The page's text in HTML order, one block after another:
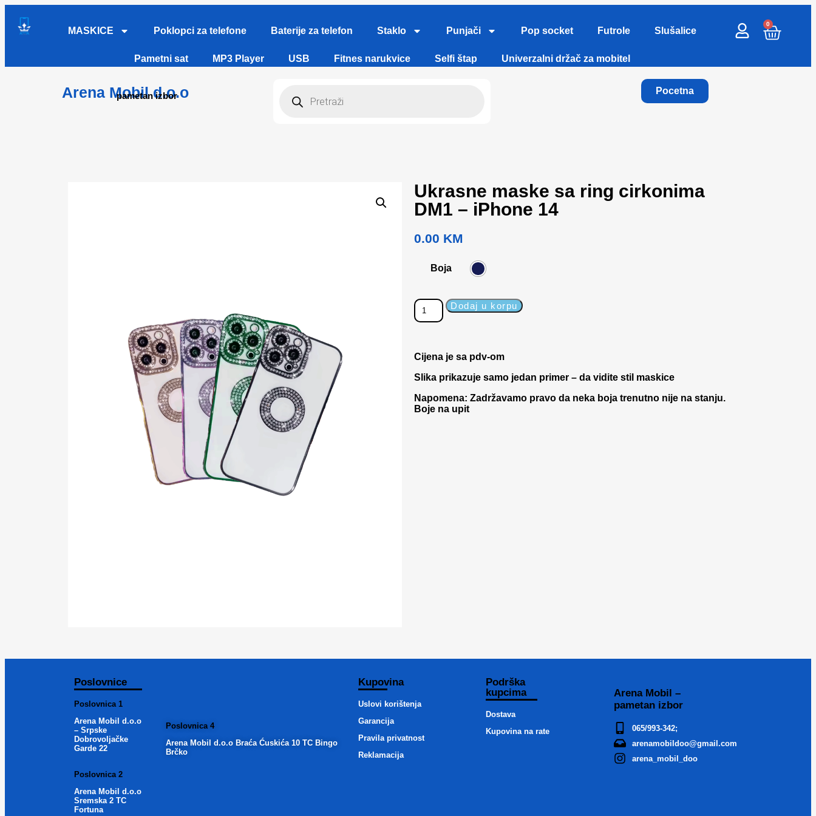
MASKICE Poklopci za telefone Baterije za telefon Staklo Punjači Pop socket Futrole Slušalice
Pametni sat MP3 Player USB Fitnes narukvice Selfi štap Univerzalni držač za mobitel
Arena Mobil d.o.o
pametan izbor Pocetna
0
Ukrasne maske sa ring cirkonima
DM1 – iPhone 14
0.00 KM
Boja
Dodaj u korpu
Cijena je sa pdv-om
Slika prikazuje samo jedan primer – da vidite stil maskice
Napomena: Zadržavamo pravo da neka boja trenutno nije na stanju.
Boje na upit
Poslovnice
Poslovnica 1
Arena Mobil d.o.o
– Srpske
Dobrovoljačke
Garde 22
Poslovnica 2
Arena Mobil d.o.o
Sremska 2 TC
Fortuna
Poslovnica 4
Arena Mobil d.o.o Braća Ćuskića 10 TC Bingo
Brčko
Kupovina
Uslovi korištenja
Garancija
Pravila privatnost
Reklamacija
Podrška
kupcima
Dostava
Kupovina na rate
Arena Mobil –
pametan izbor
065/993-342;
arenamobildoo@gmail.com
arena_mobil_doo